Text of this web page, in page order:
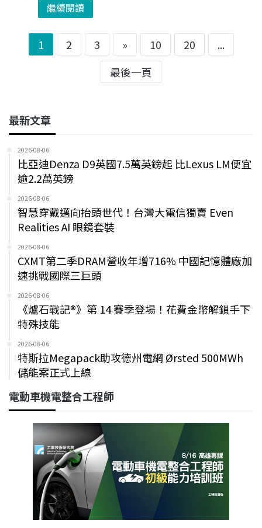
繼續閱讀
1 2 3 » 10 20
...
最後一頁
最新文章
2026-08-06
比亞迪Denza D9英國7.5萬英鎊起 比Lexus LM便宜
逾2.2萬英鎊
2026-08-06
智慧穿戴邁向抬頭世代！台灣大電信獨賣 Even
Realities AI 眼鏡套裝
2026-08-06
CXMT第二季DRAM營收年增716% 中國記憶體廠加
速挑戰國際三巨頭
2026-08-06
《爐石戰記®》第 14 賽季登場！花費金幣解鎖手下
特殊技能
2026-08-06
特斯拉Megapack助攻德州電網 Ørsted 500MWh
儲能案正式上線
電動車機電整合工程師